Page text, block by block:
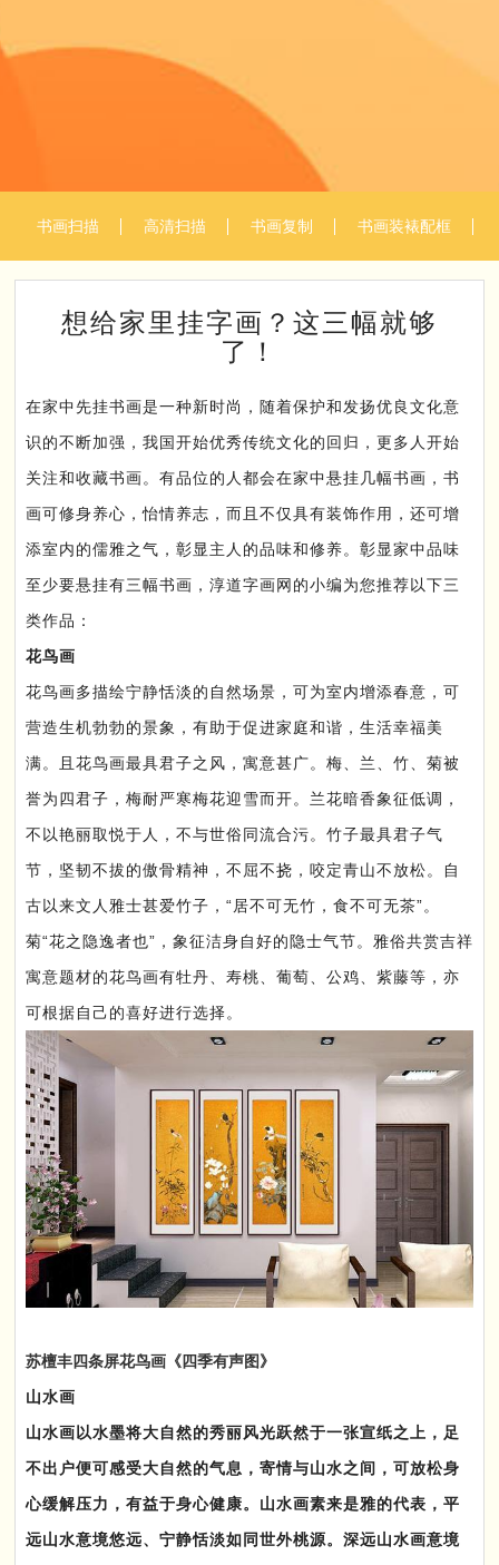
书画扫描 高清扫描 书画复制 书画装裱配框
想给家里挂字画？这三幅就够
了！
在家中先挂书画是一种新时尚，随着保护和发扬优良文化意
识的不断加强，我国开始优秀传统文化的回归，更多人开始
关注和收藏书画。有品位的人都会在家中悬挂几幅书画，书
画可修身养心，怡情养志，而且不仅具有装饰作用，还可增
添室内的儒雅之气，彰显主人的品味和修养。彰显家中品味
至少要悬挂有三幅书画，淳道字画网的小编为您推荐以下三
类作品：
花鸟画
花鸟画多描绘宁静恬淡的自然场景，可为室内增添春意，可
营造生机勃勃的景象，有助于促进家庭和谐，生活幸福美
满。且花鸟画最具君子之风，寓意甚广。梅、兰、竹、菊被
誉为四君子，梅耐严寒梅花迎雪而开。兰花暗香象征低调，
不以艳丽取悦于人，不与世俗同流合污。竹子最具君子气
节，坚韧不拔的傲骨精神，不屈不挠，咬定青山不放松。自
古以来文人雅士甚爱竹子，“居不可无竹，食不可无茶”。
菊“花之隐逸者也”，象征洁身自好的隐士气节。雅俗共赏吉祥
寓意题材的花鸟画有牡丹、寿桃、葡萄、公鸡、紫藤等，亦
可根据自己的喜好进行选择。
苏檀丰四条屏花鸟画《四季有声图》
山水画
山水画以水墨将大自然的秀丽风光跃然于一张宣纸之上，足
不出户便可感受大自然的气息，寄情与山水之间，可放松身
心缓解压力，有益于身心健康。山水画素来是雅的代表，平
远山水意境悠远、宁静恬淡如同世外桃源。深远山水画意境